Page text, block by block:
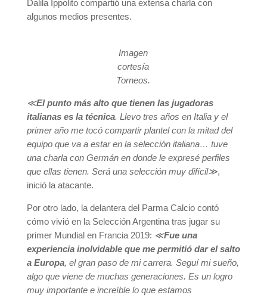
Dalila Ippolito compartió una extensa charla con
algunos medios presentes.
Imagen
cortesía
Torneos.
≪El punto más alto que tienen las jugadoras
italianas es la técnica. Llevo tres años en Italia y el
primer año me tocó compartir plantel con la mitad del
equipo que va a estar en la selección italiana… tuve
una charla con Germán en donde le expresé perfiles
que ellas tienen. Será una selección muy difícil≫,
inició la atacante.
Por otro lado, la delantera del Parma Calcio contó
cómo vivió en la Selección Argentina tras jugar su
primer Mundial en Francia 2019: ≪Fue una
experiencia inolvidable que me permitió dar el salto
a Europa, el gran paso de mi carrera. Seguí mi sueño,
algo que viene de muchas generaciones. Es un logro
muy importante e increíble lo que estamos